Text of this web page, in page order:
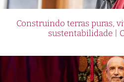
Construindo terras puras,
sustentabilidade |